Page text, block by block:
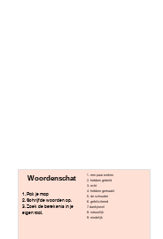
1. Pak je map
2. Schrijf de woorden op.
3. Zoek de betekenis in je
eigen taal.
1. een paar weken
2. hebben gebeld
3. echt
4. hebben gemaakt
5. de schouder
6. gefeliciteerd
7. dankjewel
8. natuurlijk
9. eindelijk
Woordenschat